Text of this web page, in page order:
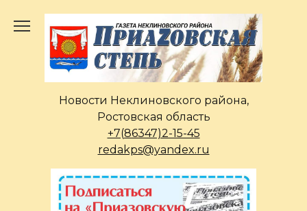
содержанию
Новости Неклиновского района,
Ростовская область
+7(86347)2-15-45
redakps@yandex.ru